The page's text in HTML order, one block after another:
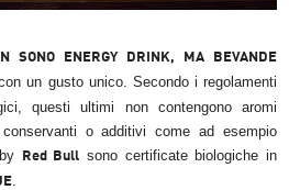
SONO ENERGY DRINK, MA BEVANDE
un gusto unico. Secondo i regolamenti
questi ultimi non contengono aromi
o additivi come ad esempio
by Red Bull sono certificate biologiche in
.